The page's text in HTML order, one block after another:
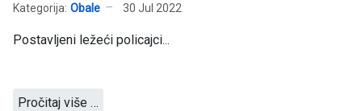
Kategorija: Obale 30 Jul 2022
Postavljeni ležeći policajci...
Pročitaj više …